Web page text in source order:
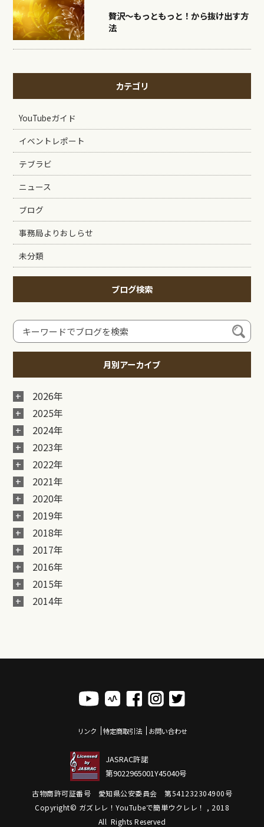
贅沢〜もっともっと！から抜け出す方
法
カテゴリ
YouTubeガイド
イベントレポート
テブラビ
ニュース
ブログ
事務局よりおしらせ
未分類
ブログ検索
月別アーカイブ
2026年
2025年
2024年
2023年
2022年
2021年
2020年
2019年
2018年
2017年
2016年
2015年
2014年
リンク 特定商取引法 お問い合わせ
JASRAC許諾
第9022965001Y45040号
古物商許可証番号 愛知県公安委員会 第541232304900号
Copyright© ガズレレ！YouTubeで簡単ウクレレ！ , 2018
All Rights Reserved